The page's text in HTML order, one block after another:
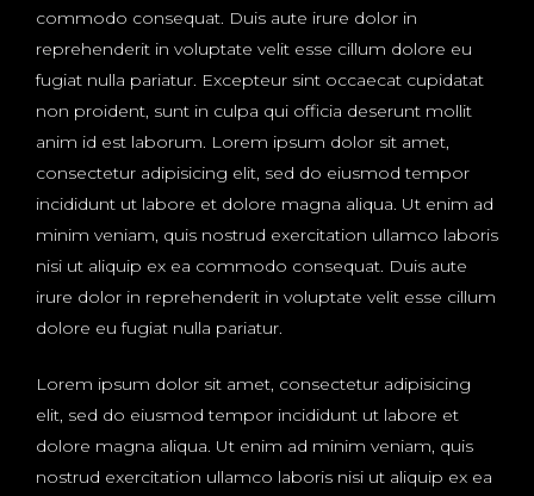
commodo consequat. Duis aute irure dolor in
reprehenderit in voluptate velit esse cillum dolore eu
fugiat nulla pariatur. Excepteur sint occaecat cupidatat
non proident, sunt in culpa qui officia deserunt mollit
anim id est laborum. Lorem ipsum dolor sit amet,
consectetur adipisicing elit, sed do eiusmod tempor
incididunt ut labore et dolore magna aliqua. Ut enim ad
minim veniam, quis nostrud exercitation ullamco laboris
nisi ut aliquip ex ea commodo consequat. Duis aute
irure dolor in reprehenderit in voluptate velit esse cillum
dolore eu fugiat nulla pariatur.
Lorem ipsum dolor sit amet, consectetur adipisicing
elit, sed do eiusmod tempor incididunt ut labore et
dolore magna aliqua. Ut enim ad minim veniam, quis
nostrud exercitation ullamco laboris nisi ut aliquip ex ea